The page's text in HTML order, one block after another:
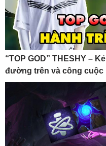
“TOP GOD” THESHY –
đường trên và công cuộc